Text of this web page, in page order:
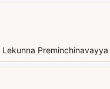
Preminchinavayya